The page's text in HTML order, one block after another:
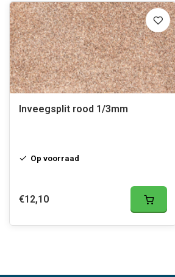
Inveegsplit rood 1/3mm
Op voorraad
€12,10